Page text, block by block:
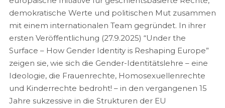
demokratische Werte und politischen Mut zusammen
mit einem internationalen Team gegründet. In ihrer
ersten Veröffentlichung (27.9.2025) “Under the
Surface – How Gender Identity is Reshaping Europe”
zeigen sie, wie sich die Gender-Identitätslehre – eine
Ideologie, die Frauenrechte, Homosexuellenrechte
und Kinderrechte bedroht! – in den vergangenen 15
Jahre sukzessive in die Strukturen der EU